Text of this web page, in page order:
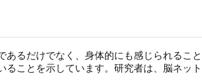
るだけでなく、身体的にも感じられるこ
ことを示しています。研究者は、脳ネッ